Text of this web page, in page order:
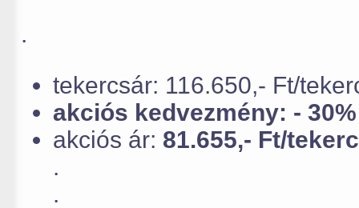
.
tekercsár: 116.650,- Ft/
akciós kedvezmény: - 30%
akciós ár: 81.655,- Ft/
.
.